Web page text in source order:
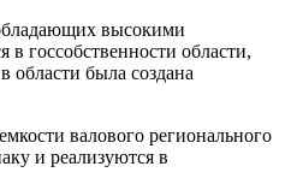
высокими
госсобственности области,
области была создана
валового регионального
и реализуются в